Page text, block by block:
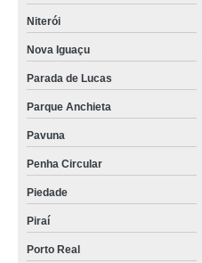
Niterói
Nova Iguaçu
Parada de Lucas
Parque Anchieta
Pavuna
Penha Circular
Piedade
Piraí
Porto Real